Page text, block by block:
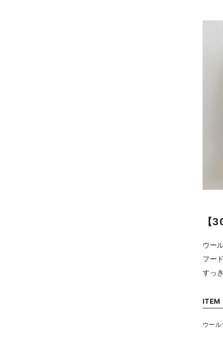
【
ウー
フー
すっ
ITEM
ウー